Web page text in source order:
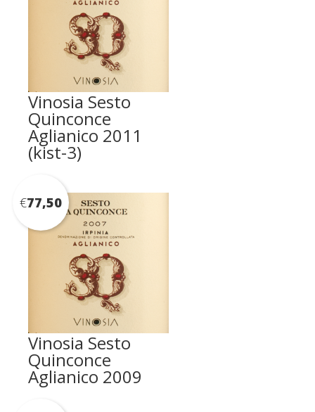
Vinosia Sesto
Quinconce
Aglianico 2011
(kist-3)
Vinosia Sesto
Quinconce
Aglianico 2009
€77,50